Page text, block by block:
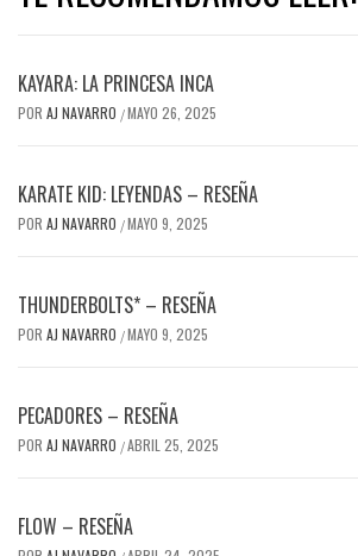
KAYARA: LA PRINCESA INCA
POR AJ NAVARRO /MAYO 26, 2025
KARATE KID: LEYENDAS – RESEÑA
POR AJ NAVARRO /MAYO 9, 2025
THUNDERBOLTS* – RESEÑA
POR AJ NAVARRO /MAYO 9, 2025
PECADORES – RESEÑA
POR AJ NAVARRO /ABRIL 25, 2025
FLOW – RESEÑA